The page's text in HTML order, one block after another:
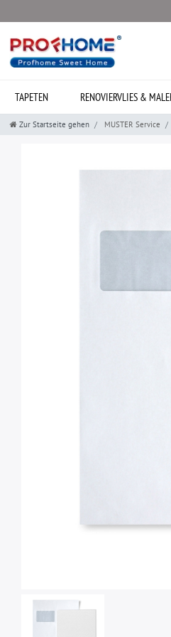
TAPETEN RENOVIERVLIES &
Zur Startseite gehen MUSTER Service